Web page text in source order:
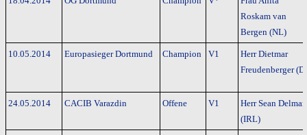
Roskam van
Bergen (NL)
10.05.2014 Europasieger Dortmund Champion V1
Herr Dietmar
Freudenberger (D)
24.05.2014 CACIB Varazdin Offene V1
Herr Sean Delmar
(IRL)